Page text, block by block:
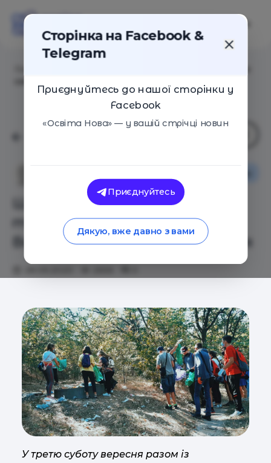
Школярі України зібрали 54
тонни сміття під час
Всесвітнього дня прибирання
У третю суботу вересня разом із
Сторінка на Facebook &
Telegram
Приєднуйтесь до нашої сторінки у
Facebook
«Освіта Нова» — у вашій стрічці новин
Приєднуйтесь
Дякую, вже давно з вами